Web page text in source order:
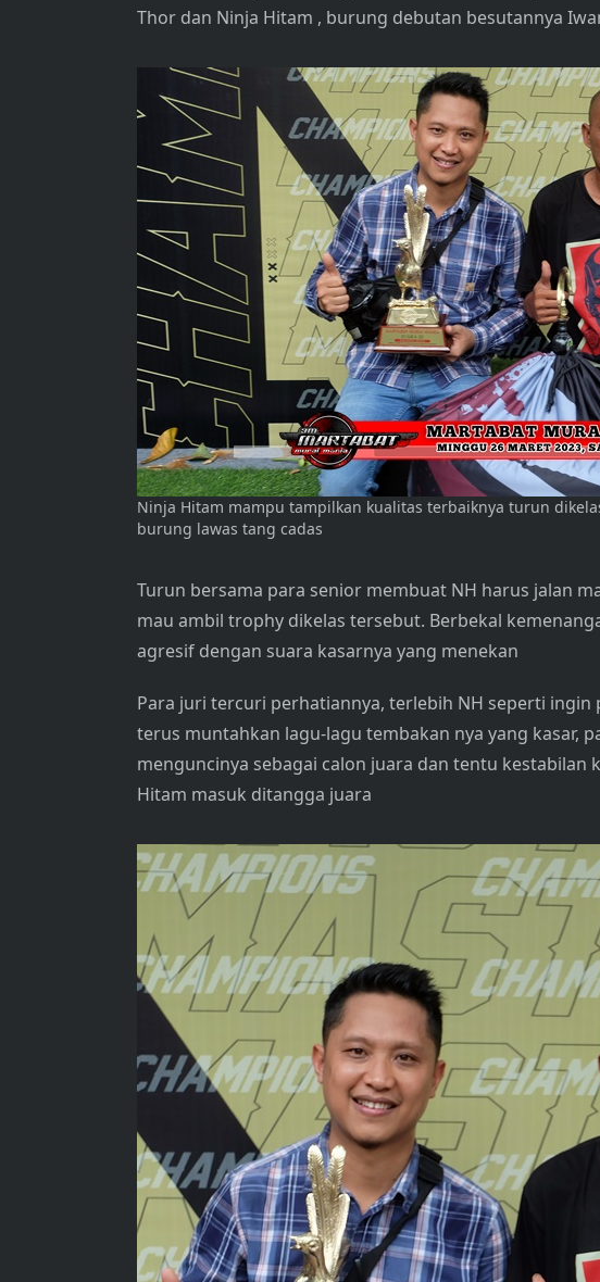
Thor dan Ninja Hitam , burung debutan besutannya
Ninja Hitam mampu tampilkan kualitas terbaiknya turun
burung lawas tang cadas
Turun bersama para senior membuat NH harus jalan
mau ambil trophy dikelas tersebut. Berbekal
agresif dengan suara kasarnya yang menekan
Para juri tercuri perhatiannya, terlebih NH seperti
terus muntahkan lagu-lagu tembakan nya yang kasar,
menguncinya sebagai calon juara dan tentu kestabilan
Hitam masuk ditangga juara